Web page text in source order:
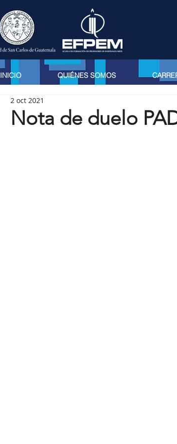
INICIO QUIÉNES SOMOS
Nota de duelo
2 oct 2021